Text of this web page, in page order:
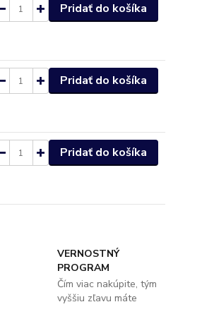
Pridať do košíka
Pridať do košíka
Pridať do košíka
VERNOSTNÝ
PROGRAM
Čím viac nakúpite, tým
vyššiu zľavu máte